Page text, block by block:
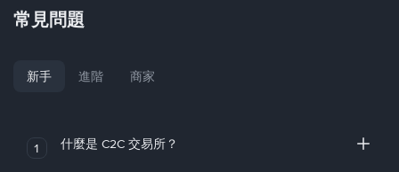
常見問題
新手 進階 商家
1 什麼是 C2C 交易所？